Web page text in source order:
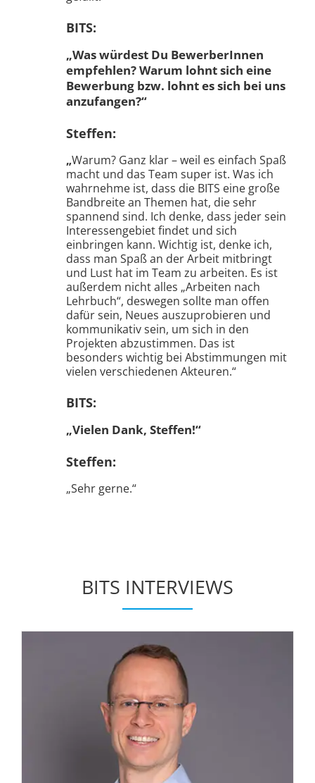
BITS:
„Was würdest Du BewerberInnen
empfehlen? Warum lohnt sich eine
Bewerbung bzw. lohnt es sich bei uns
anzufangen?“
Steffen:
Warum? Ganz klar – weil es einfach Spaß
macht und das Team super ist. Was ich
wahrnehme ist, dass die BITS eine große
Bandbreite an Themen hat, die sehr
spannend sind. Ich denke, dass jeder sein
Interessengebiet findet und sich
einbringen kann. Wichtig ist, denke ich,
dass man Spaß an der Arbeit mitbringt
und Lust hat im Team zu arbeiten. Es ist
außerdem nicht alles „Arbeiten nach
Lehrbuch“, deswegen sollte man offen
dafür sein, Neues auszuprobieren und
kommunikativ sein, um sich in den
Projekten abzustimmen. Das ist
besonders wichtig bei Abstimmungen mit
vielen verschiedenen Akteuren.“
BITS:
„Vielen Dank, Steffen!“
Steffen:
„Sehr gerne.“
BITS INTERVIEWS